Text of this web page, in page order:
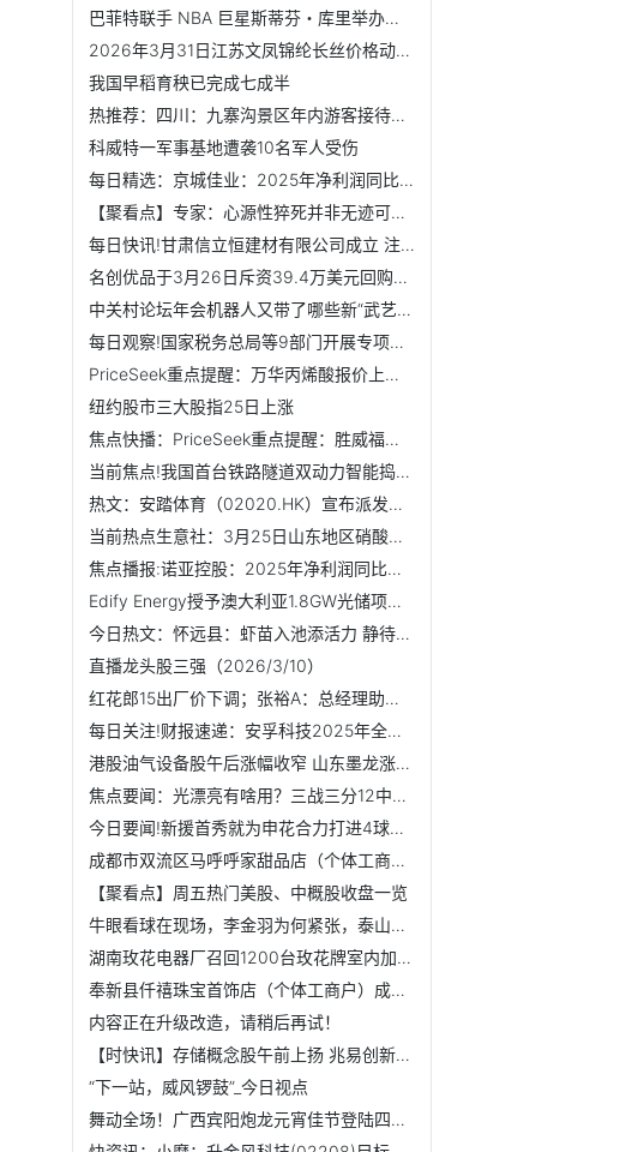
巴菲特联手 NBA 巨星斯蒂芬・库里举办慈善午餐，重启经典拍...
2026年3月31日江苏文凤锦纶长丝价格动态|当前热讯
我国早稻育秧已完成七成半
热推荐：四川：九寨沟景区年内游客接待量突破100万人次
科威特一军事基地遭袭10名军人受伤
每日精选：京城佳业：2025年净利润同比下降34.76% 拟每股派息0.0969元
【聚看点】专家：心源性猝死并非无迹可寻，警惕身体预警信号
每日快讯!甘肃信立恒建材有限公司成立 注册资本30万人民币
名创优品于3月26日斥资39.4万美元回购9.8万股
中关村论坛年会机器人又带了哪些新“武艺” 动态
每日观察!国家税务总局等9部门开展专项行动 50条举措助力小...
PriceSeek重点提醒：万华丙烯酸报价上涨200元
纽约股市三大股指25日上涨
焦点快播：PriceSeek重点提醒：胜威福全上调钛钛型钛白粉价格
当前焦点!我国首台铁路隧道双动力智能捣固车下线
热文：安踏体育（02020.HK）宣布派发末期股息
当前热点生意社：3月25日山东地区硝酸铵价格暂稳
焦点播报:诺亚控股：2025年净利润同比增长14.4%
Edify Energy授予澳大利亚1.8GW光储项目EPC合同
今日热文：怀远县：虾苗入池添活力 静待上市好收成
直播龙头股三强（2026/3/10）
红花郎15出厂价下调；张裕A：总经理助理肖震波辞任丨酒业早参...
每日关注!财报速递：安孚科技2025年全年净利润2.26亿元
港股油气设备股午后涨幅收窄 山东墨龙涨28%
焦点要闻：光漂亮有啥用？三战三分12中2+0罚球7失误，宫导看...
今日要闻!新援首秀就为申花合力打进4球，但为什么斯卢茨基认...
成都市双流区马呼呼家甜品店（个体工商户）成立 注册资本6万...
【聚看点】周五热门美股、中概股收盘一览
牛眼看球在现场，李金羽为何紧张，泰山队29人训练，泽卡秀中文
湖南玫花电器厂召回1200台玫花牌室内加热器
奉新县仟禧珠宝首饰店（个体工商户）成立 注册资本10万人民币
内容正在升级改造，请稍后再试！
【时快讯】存储概念股午前上扬 兆易创新现涨逾5%
“下一站，威风锣鼓”_今日视点
舞动全场！广西宾阳炮龙元宵佳节登陆四川泸县，开启全国龙舞...